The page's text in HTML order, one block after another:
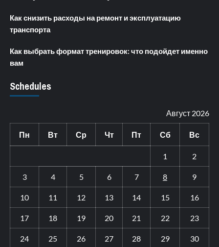
Как снизить расходы на ремонт и эксплуатацию
транспорта
Как выбрать формат тренировок: что подойдет именно
вам
Schedules
Август 2026
Пн Вт Ср Чт Пт Сб Вс
1 2
3 4 5 6 7 8 9
10 11 12 13 14 15 16
17 18 19 20 21 22 23
24 25 26 27 28 29 30